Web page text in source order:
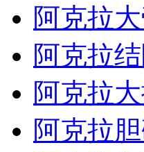
阿克拉
阿克拉
阿克拉
阿克拉